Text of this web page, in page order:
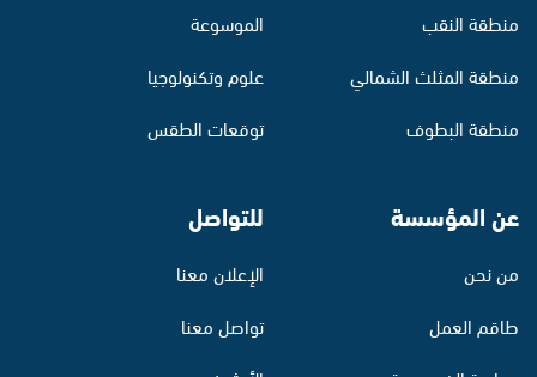
منطقة النقب
منطقة المثلث الشمالي
منطقة البطوف
الموسوعة
علوم وتكنولوجيا
توقعات الطقس
عن المؤسسة
من نحن
طاقم العمل
للتواصل
الإعلان معنا
تواصل معنا